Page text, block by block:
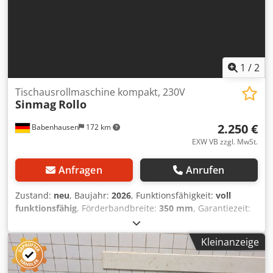
1 /2
Babenhausen 172 km
Tischausrollmaschine kompakt, 230V
Sinmag Rollo
2.250 €
EXW VB zzgl. MwSt.
Anfragen Anrufen
Zustand: neu, Baujahr: 2026, Funktionsfähigkeit: voll
funktionsfähig, Förderbandbreite: 350 mm, Garantiezeit:
1.310 mm
mm, Gesamthöhe:500 mm, Eingangsspannung:230 V,
Tischlänge:600 mm, Leergewicht:79 kg, Öffnungsweite:
25 mm, Arbeitsbreite: 350 mm , Platzbedarf Höhe:580
Kleinanzeige